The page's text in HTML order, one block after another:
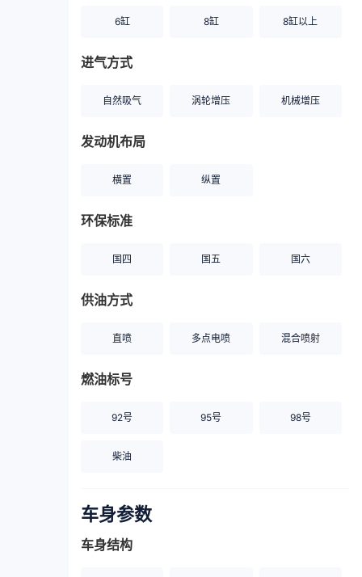
6缸 8缸 8缸以上
进气方式
自然吸气 涡轮增压 机械增压
发动机布局
横置 纵置
环保标准
国四 国五 国六
供油方式
直喷 多点电喷 混合喷射
燃油标号
92号 95号 98号
柴油
车身参数
车身结构